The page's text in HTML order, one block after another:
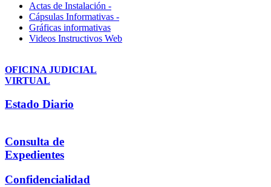
Actas de Instalación -
Cápsulas Informativas -
Gráficas informativas
Videos Instructivos Web
OFICINA JUDICIAL
VIRTUAL
Estado Diario
Consulta de
Expedientes
Confidencialidad